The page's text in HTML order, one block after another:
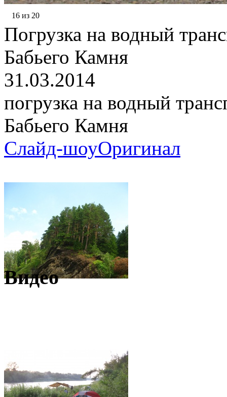
16 из 20
Погрузка на водный
Бабьего Камня
31.03.2014
погрузка на водный
Бабьего Камня
Слайд-шоуОригинал
Видео